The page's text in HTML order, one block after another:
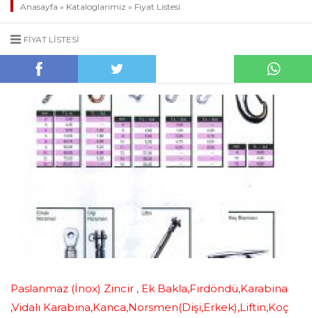
Anasayfa » Kataloglarimiz » Fiyat Listesi
FIYAT LISTESI
Paslanmaz (İnox) Zincir , Ek Bakla,Fırdöndü,Karabina
,Vidalı Karabina,Kanca,Norsmen(Dişi,Erkek),Liftin,Koç